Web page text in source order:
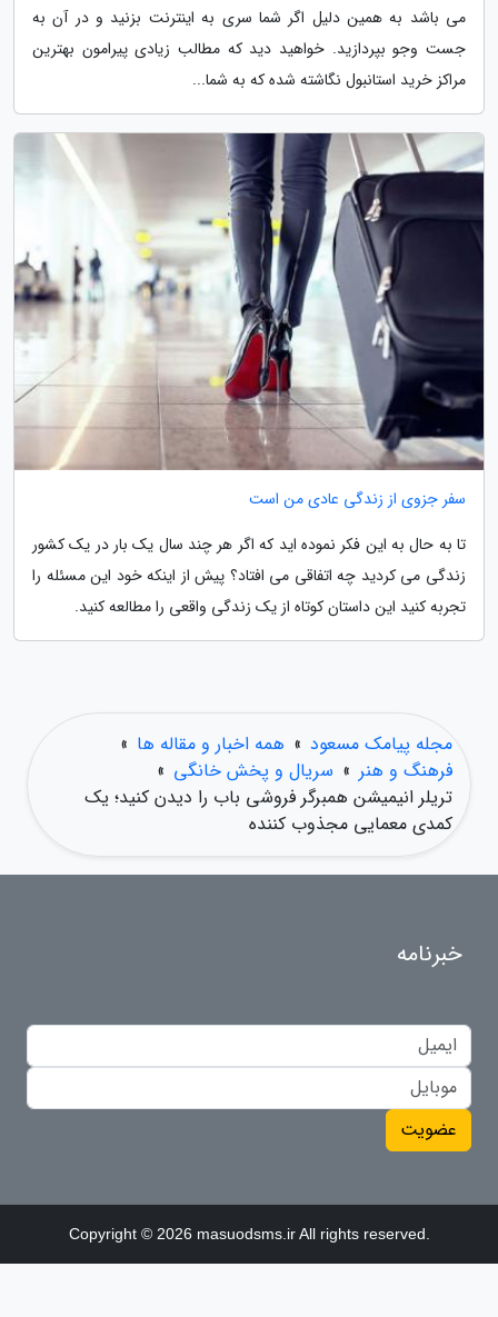
می باشد به همین دلیل اگر شما سری به اینترنت بزنید و در آن به
جست وجو بپردازید. خواهید دید که مطالب زیادی پیرامون بهترین
مراکز خرید استانبول نگاشته شده که به شما...
سفر جزوی از زندگی عادی من است
تا به حال به این فکر نموده اید که اگر هر چند سال یک بار در یک کشور
زندگی می کردید چه اتفاقی می افتاد؟ پیش از اینکه خود این مسئله را
تجربه کنید این داستان کوتاه از یک زندگی واقعی را مطالعه کنید.
مجله پیامک مسعود » همه اخبار و مقاله ها »
فرهنگ و هنر » سریال و پخش خانگی »
تریلر انیمیشن همبرگر فروشی باب را دیدن کنید؛ یک
کمدی معمایی مجذوب کننده
خبرنامه
عضویت
Copyright © 2026 masuodsms.ir All rights reserved.